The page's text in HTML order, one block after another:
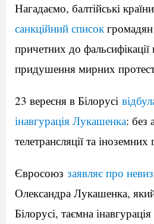
Нагадаємо, балтійські країни
санкційний списокгромадян
причетних до фальсифікації
придушення мирних
23 вересня в Білорусі
інавгурація Лукашенка: без
телетрансляції та іноземних
Євросоюз заявляє про
Олександра Лукашенка,
Білорусі, таємна